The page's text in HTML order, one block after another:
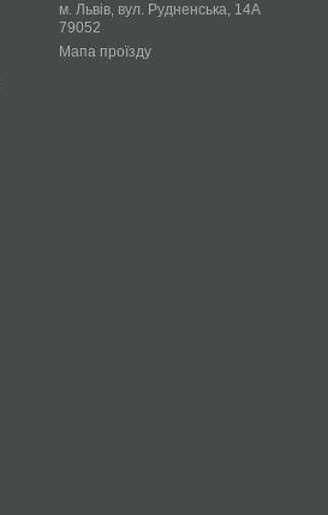
м. Львів, вул. Рудненська, 14А
79052
Мапа проїзду